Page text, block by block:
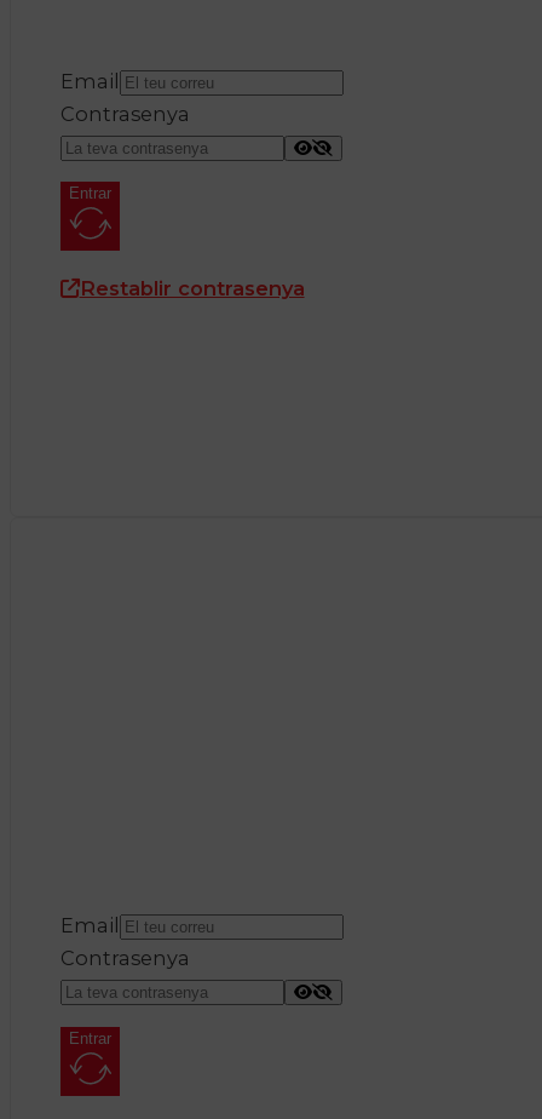
Email
Contrasenya
Entrar
Restablir contrasenya
Email
Contrasenya
Entrar